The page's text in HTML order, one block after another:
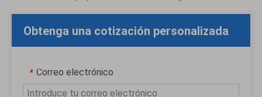
Obtenga una cotización personalizada
gratuita
* Correo electrónico